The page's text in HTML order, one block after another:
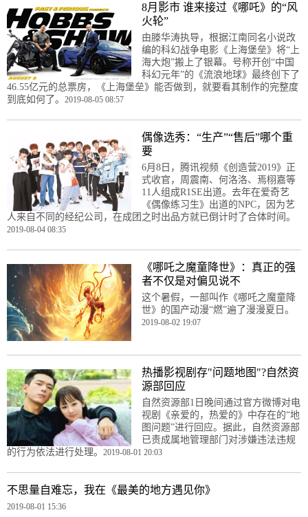
8月影市 谁来接过《哪吒》的“风
火轮”
由滕华涛执导，根据江南同名小说改
编的科幻战争电影《上海堡垒》将“上
海大炮”搬上了银幕。号称开创“中国
科幻元年”的《流浪地球》最终创下了
46.55亿元的总票房，《上海堡垒》能否做到，就要看其制作的完整度
到底如何了。 2019-08-05 08:57
偶像选秀：“生产”“售后”哪个重
要
6月8日，腾讯视频《创造营2019》正
式收官，周震南、何洛洛、焉栩嘉等
11人组成R1SE出道。去年在爱奇艺
《偶像练习生》出道的NPC，因为艺
人来自不同的经纪公司，在成团之时出品方就已倒计时了合体时间。
2019-08-04 08:35
《哪吒之魔童降世》：真正的强
者不仅是对偏见说不
这个暑假，一部叫作《哪吒之魔童降
世》的国产动漫“燃”遍了漫漫夏日。
2019-08-02 19:07
热播影视剧存"问题地图"?自然资
源部回应
自然资源部1日晚间通过官方微博对电
视剧《亲爱的，热爱的》中存在的“地
图问题”进行回应。据此，自然资源部
已责成属地管理部门对涉嫌违法违规
的行为依法进行处理。 2019-08-01 20:03
不思量自难忘，我在《最美的地方遇见你》
2019-08-01 15:36